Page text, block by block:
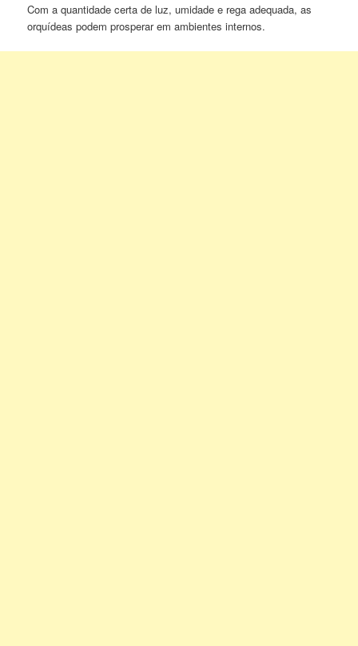
Com a quantidade certa de luz, umidade e rega adequada, as
orquídeas podem prosperar em ambientes internos.